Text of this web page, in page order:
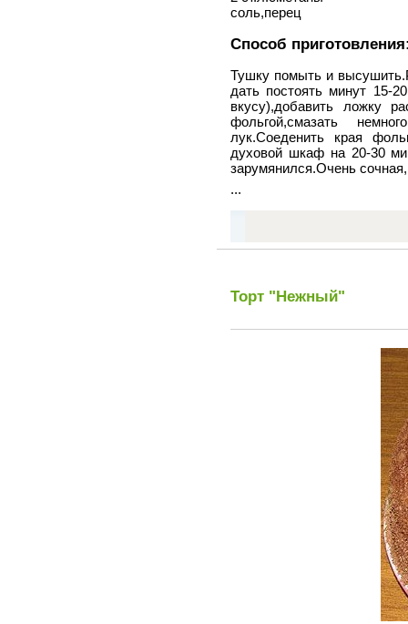
соль,перец
Способ
Тушку помыть и
дать постоять минут 15-
вкусу),добавить ложку
фольгой,смазать
лук.Соеденить края
духовой шкаф на 20-30
зарумянился.Очень
...
Торт "Нежный"